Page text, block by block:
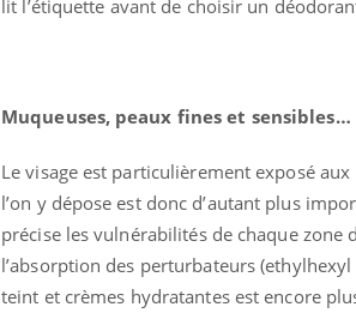
lit l’étiquette avant de choisir un
Muqueuses, peaux fines et sensibles…
Le visage est particulièrement exposé
l’on y dépose est donc d’autant plus
précise les vulnérabilités de chaque zone
l’absorption des perturbateurs
teint et crèmes hydratantes est encore
basque